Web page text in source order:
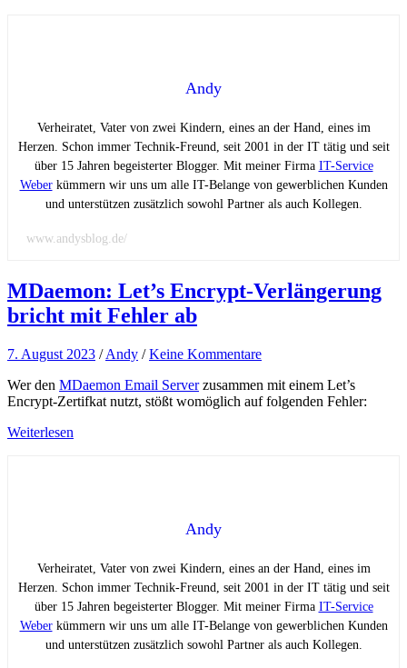
Andy
Verheiratet, Vater von zwei Kindern, eines an der Hand, eines im
Herzen. Schon immer Technik-Freund, seit 2001 in der IT tätig und seit
über 15 Jahren begeisterter Blogger. Mit meiner Firma IT-Service
Weberkümmern wir uns um alle IT-Belange von gewerblichen Kunden
und unterstützen zusätzlich sowohl Partner als auch Kollegen.
www.andysblog.de/
MDaemon: Let’s Encrypt-Verlängerung
bricht mit Fehler ab
7. August 2023 /Andy /Keine Kommentare
Wer den MDaemon Email Serverzusammen mit einem Let’s
Encrypt-Zertifkat nutzt, stößt womöglich auf folgenden Fehler:
Weiterlesen
Andy
Verheiratet, Vater von zwei Kindern, eines an der Hand, eines im
Herzen. Schon immer Technik-Freund, seit 2001 in der IT tätig und seit
über 15 Jahren begeisterter Blogger. Mit meiner Firma IT-Service
Weberkümmern wir uns um alle IT-Belange von gewerblichen Kunden
und unterstützen zusätzlich sowohl Partner als auch Kollegen.